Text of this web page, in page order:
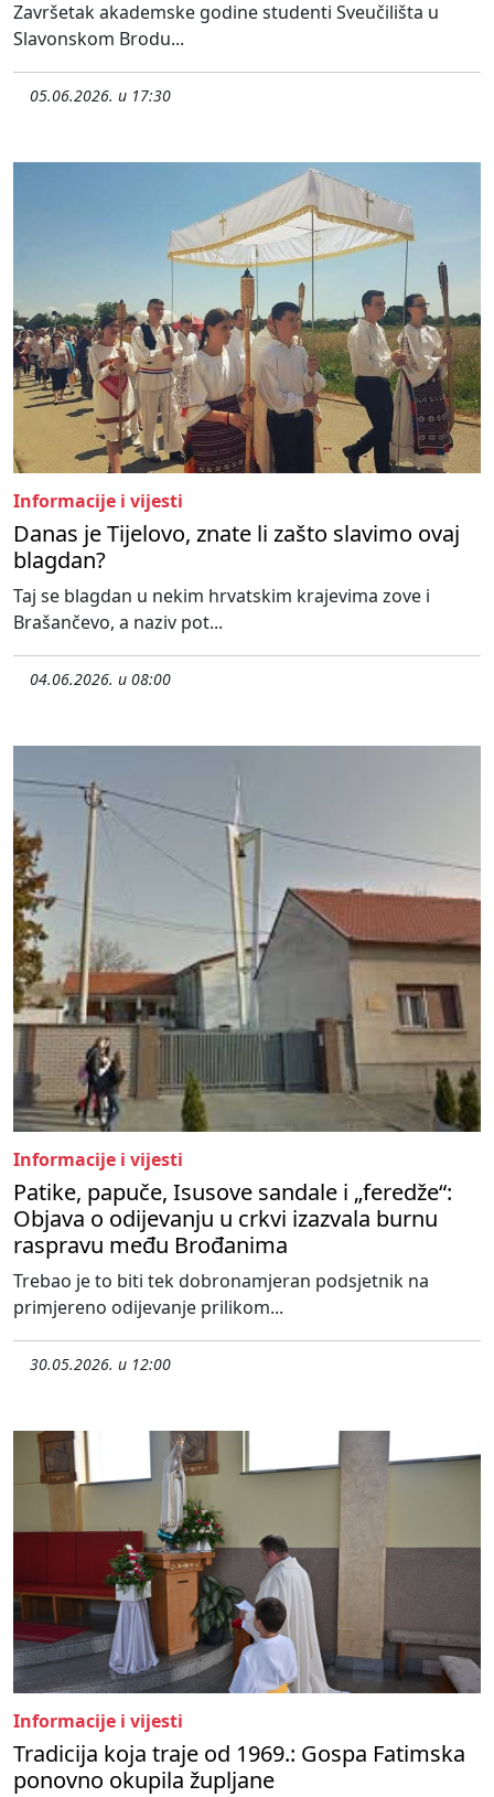
Završetak akademske godine studenti Sveučilišta u
Slavonskom Brodu...
05.06.2026. u 17:30
Informacije i vijesti
Danas je Tijelovo, znate li zašto slavimo ovaj
blagdan?
Taj se blagdan u nekim hrvatskim krajevima zove i
Brašančevo, a naziv pot...
04.06.2026. u 08:00
Informacije i vijesti
Patike, papuče, Isusove sandale i „feredže“:
Objava o odijevanju u crkvi izazvala burnu
raspravu među Brođanima
Trebao je to biti tek dobronamjeran podsjetnik na
primjereno odijevanje prilikom...
30.05.2026. u 12:00
Informacije i vijesti
Tradicija koja traje od 1969.: Gospa Fatimska
ponovno okupila župljane